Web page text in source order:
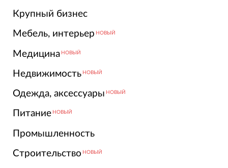
Крупный бизнес
Мебель, интерьер НОВЫЙ
Медицина НОВЫЙ
Недвижимость НОВЫЙ
Одежда, аксессуары НОВЫЙ
Питание НОВЫЙ
Промышленность
Строительство НОВЫЙ